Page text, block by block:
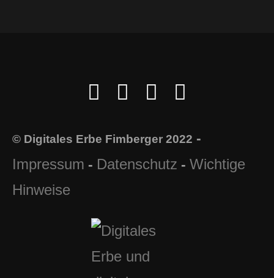
© Digitales Erbe Fimberger 2022 -
Impressum - Datenschutz - Wichtige
Hinweise